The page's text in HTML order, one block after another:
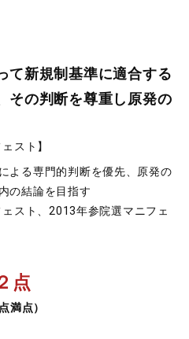
て新規制基準に適合する
その判断を尊重し原発の
スト】
よる専門的判断を優先、原発の
の結論を目指す
スト、2013年参院選マニフェ
点
満点）